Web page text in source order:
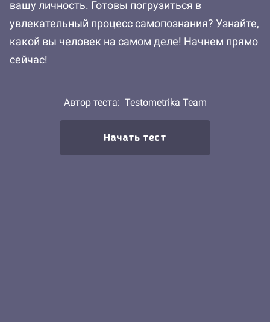
вашу личность. Готовы погрузиться в
увлекательный процесс самопознания? Узнайте,
какой вы человек на самом деле! Начнем прямо
сейчас!
Автор теста: Testometrika Team
Начать тест